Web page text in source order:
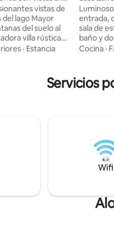
vistas de
del lago Mayor
del suelo al
villa rústica
Los muebles
perfectamente
necesario subir y
principal
· Estancia
entrada,
sala de
baño y
con
estación
Cocina ·
Servicios
Wifi